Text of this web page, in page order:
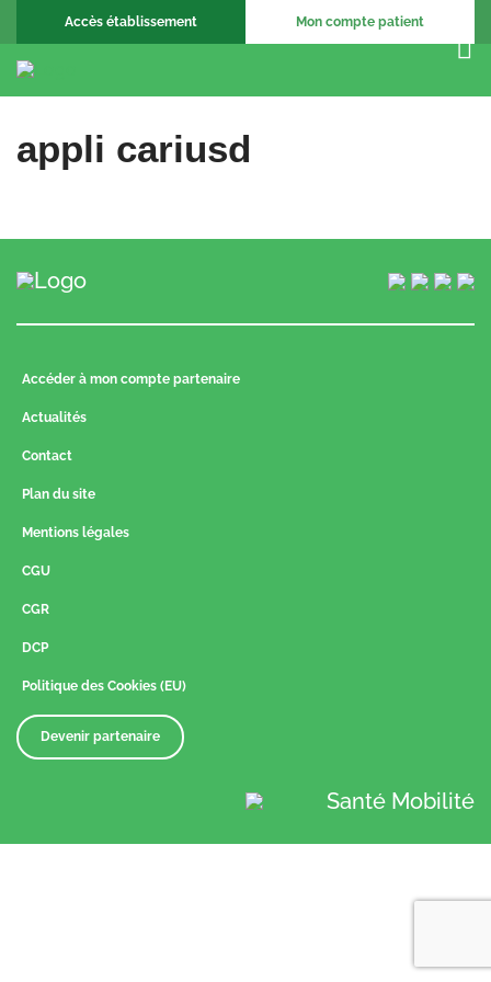
Accès établissement Mon compte patient
appli cariusd
Accéder à mon compte partenaire
Actualités
Contact
Plan du site
Mentions légales
CGU
CGR
DCP
Politique des Cookies (EU)
Devenir partenaire